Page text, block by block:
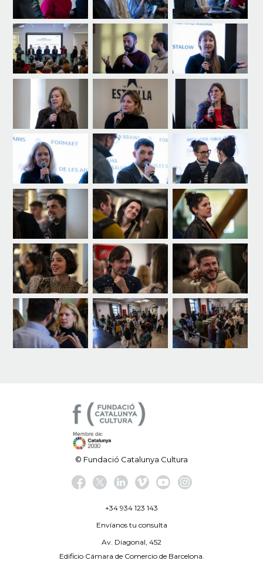
© Fundació Catalunya Cultura
+34 934 123 143
Envíanos tu consulta
Av. Diagonal, 452
Edificio Cámara de Comercio de Barcelona.